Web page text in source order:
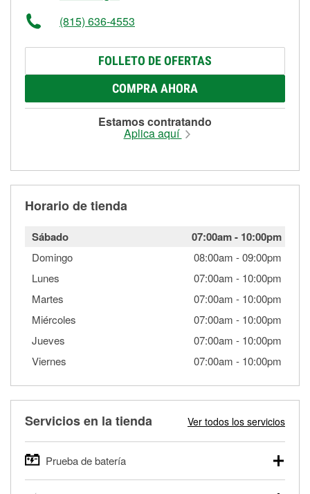
(815) 636-4553
FOLLETO DE OFERTAS
COMPRA AHORA
Estamos contratando
Aplica aquí
Horario de tienda
Sábado 07:00am- 10:00pm
Domingo 08:00am -09:00pm
Lunes
07:00am - 10:00pm
Martes
07:00am - 10:00pm
Miércoles
07:00am - 10:00pm
Jueves
07:00am - 10:00pm
Viernes
07:00am - 10:00pm
Servicios en la tienda Ver todos los servicios
Prueba de batería